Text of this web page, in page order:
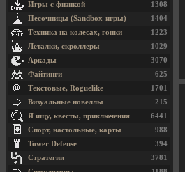
1308
Игры с физикой
1404
Песочницы (Sandbox-игры)
1223
Техника на колесах, гонки
1029
Леталки, скроллеры
3070
Аркады
625
Файтинги
1701
Текстовые, Roguelike
215
Визуальные новеллы
6441
Я ищу, квесты, приключения
988
Спорт, настольные, карты
394
Tower Defense
3781
Стратегии